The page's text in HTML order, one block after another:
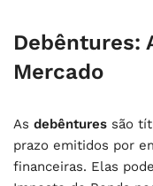
Debêntures:
Mercado
As debêntures são
prazo emitidos por
financeiras. Elas